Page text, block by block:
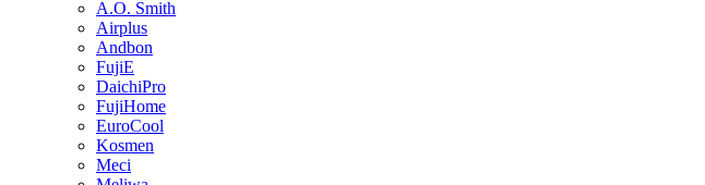
A.O. Smith
Airplus
Andbon
FujiE
DaichiPro
FujiHome
EuroCool
Kosmen
Meci